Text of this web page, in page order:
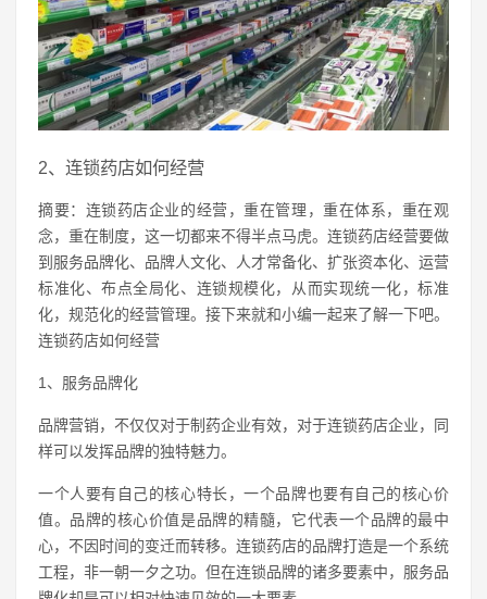
2、连锁药店如何经营
摘要：连锁药店企业的经营，重在管理，重在体系，重在观
念，重在制度，这一切都来不得半点马虎。连锁药店经营要做
到服务品牌化、品牌人文化、人才常备化、扩张资本化、运营
标准化、布点全局化、连锁规模化，从而实现统一化，标准
化，规范化的经营管理。接下来就和小编一起来了解一下吧。
连锁药店如何经营
1、服务品牌化
品牌营销，不仅仅对于制药企业有效，对于连锁药店企业，同
样可以发挥品牌的独特魅力。
一个人要有自己的核心特长，一个品牌也要有自己的核心价
值。品牌的核心价值是品牌的精髓，它代表一个品牌的最中
心，不因时间的变迁而转移。连锁药店的品牌打造是一个系统
工程，非一朝一夕之功。但在连锁品牌的诸多要素中，服务品